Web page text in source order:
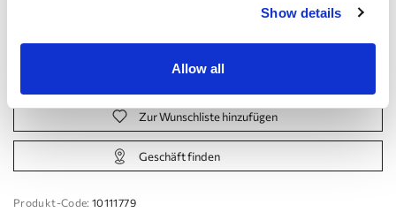
Show details
Allow all
50 EU
Termin buchen
Zur Wunschliste hinzufügen
Geschäft finden
Produkt-Code: 10111779